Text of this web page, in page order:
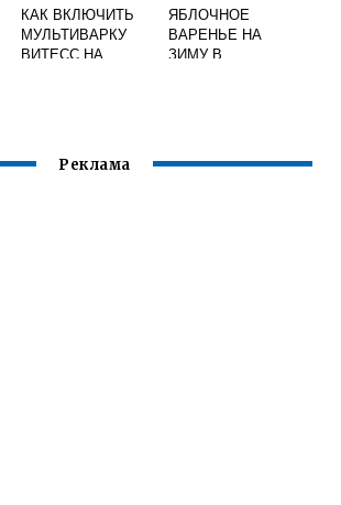
КАК ВКЛЮЧИТЬ
МУЛЬТИВАРКУ
ВИТЕСС НА
ЯБЛОЧНОЕ
ВАРЕНЬЕ НА
ЗИМУ В
Реклама